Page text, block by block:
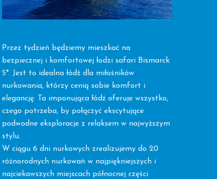
Przez tydzień będziemy mieszkać na
bezpiecznej i komfortowej łodzi safari Bismarck
5*. Jest to idealna łódź dla miłośników
nurkowania, którzy cenią sobie komfort i
elegancję. Ta imponująca łódź oferuje wszystko,
czego potrzeba, by połączyć ekscytujące
podwodne eksploracje z relaksem w najwyższym
stylu.
W ciągu 6 dni nurkowych zrealizujemy do 20
różnorodnych nurkowań w najpiękniejszych i
najciekawszych miejscach północnej części